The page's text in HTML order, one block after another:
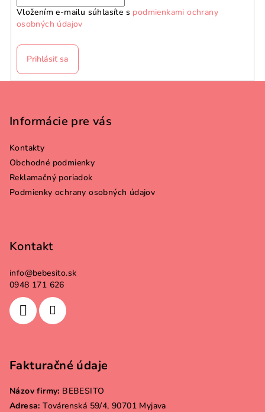
Vložením e-mailu súhlasíte s podmienkami ochrany
osobných údajov
Prihlásiť sa
Informácie pre vás
Kontakty
Obchodné podmienky
Reklamačný poriadok
Podmienky ochrany osobných údajov
Kontakt
info@bebesito.sk
0948 171 626
Fakturačné údaje
Názov firmy: BEBESITO
Adresa: Továrenská 59/4, 90701 Myjava